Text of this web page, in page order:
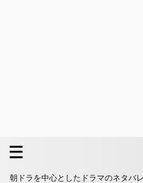
朝ドラを中心としたドラマのネタバ